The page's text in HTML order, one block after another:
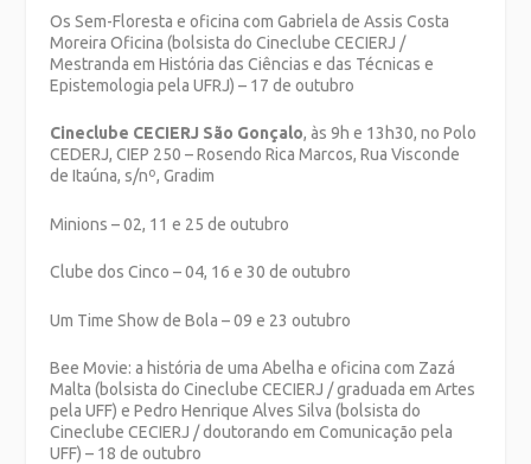
Os Sem-Floresta e oficina com Gabriela de Assis Costa
Moreira Oficina (bolsista do Cineclube CECIERJ /
Mestranda em História das Ciências e das Técnicas e
Epistemologia pela UFRJ) – 17 de outubro
Cineclube CECIERJ São Gonçalo, às 9h e 13h30, no Polo
CEDERJ, CIEP 250 – Rosendo Rica Marcos, Rua Visconde
de Itaúna, s/nº, Gradim
Minions – 02, 11 e 25 de outubro
Clube dos Cinco – 04, 16 e 30 de outubro
Um Time Show de Bola – 09 e 23 outubro
Bee Movie: a história de uma Abelha e oficina com Zazá
Malta (bolsista do Cineclube CECIERJ / graduada em Artes
pela UFF) e Pedro Henrique Alves Silva (bolsista do
Cineclube CECIERJ / doutorando em Comunicação pela
UFF) – 18 de outubro